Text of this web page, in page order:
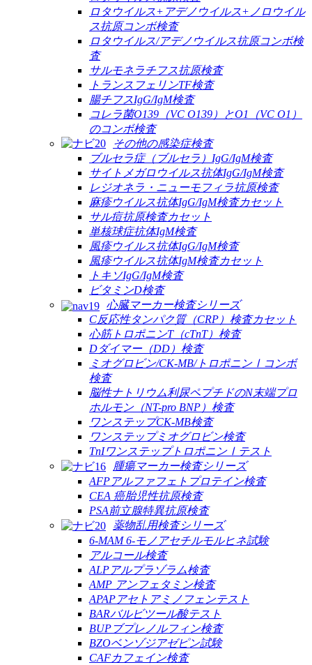
ロタウイルス+アデノウイルス+ノロウイル
ス抗原コンボ検査
ロタウイルス/アデノウイルス抗原コンボ検
査
サルモネラチフス抗原検査
トランスフェリンTF検査
腸チフスIgG/IgM検査
コレラ菌O139（VC O139）とO1（VC O1）
のコンボ検査
その他の感染症検査
ブルセラ症（ブルセラ）IgG/IgM検査
サイトメガロウイルス抗体IgG/IgM検査
レジオネラ・ニューモフィラ抗原検査
麻疹ウイルス抗体IgG/IgM検査カセット
サル痘抗原検査カセット
単核球症抗体IgM検査
風疹ウイルス抗体IgG/IgM検査
風疹ウイルス抗体IgM検査カセット
トキソIgG/IgM検査
ビタミンD検査
心臓マーカー検査シリーズ
C反応性タンパク質（CRP）検査カセット
心筋トロポニンT（cTnT）検査
Dダイマー（DD）検査
ミオグロビン/CK-MB/トロポニンⅠコンボ
検査
脳性ナトリウム利尿ペプチドのN末端プロ
ホルモン（NT-pro BNP）検査
ワンステップCK-MB検査
ワンステップミオグロビン検査
TnIワンステップトロポニンⅠテスト
腫瘍マーカー検査シリーズ
AFPアルファフェトプロテイン検査
CEA 癌胎児性抗原検査
PSA前立腺特異抗原検査
薬物乱用検査シリーズ
6-MAM 6-モノアセチルモルヒネ試験
アルコール検査
ALPアルプラゾラム検査
AMP アンフェタミン検査
APAPアセトアミノフェンテスト
BARバルビツール酸テスト
BUPブプレノルフィン検査
BZOベンゾジアゼピン試験
CAFカフェイン検査